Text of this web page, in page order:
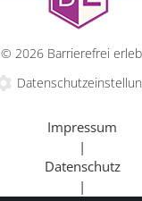
© 2026 Barrierefrei
Impressum
|
Datenschutz
|